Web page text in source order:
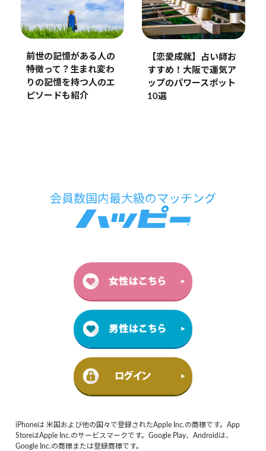
前世の記憶がある人の
特徴って？生まれ変わ
りの記憶を持つ人のエ
ピソードも紹介
【恋愛成就】占い師お
すすめ！大阪で運気ア
ップのパワースポット
10選
iPhoneは 米国および他の国々で登録されたApple Inc.の商標です。App
StoreはApple Inc.のサービスマークです。Google Play、Androidは、
Google Inc.の商標または登録商標です。